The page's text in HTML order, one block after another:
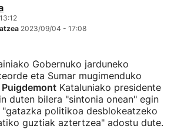
2023/09/04 - 17:08
Gobernuko jarduneko
eta Sumar mugimenduko
Puigdemont Kataluniako presidente
duten bilera "sintonia onean" egin
"gatazka politikoa desblokeatzeko
guztiak aztertzea" adostu dute.